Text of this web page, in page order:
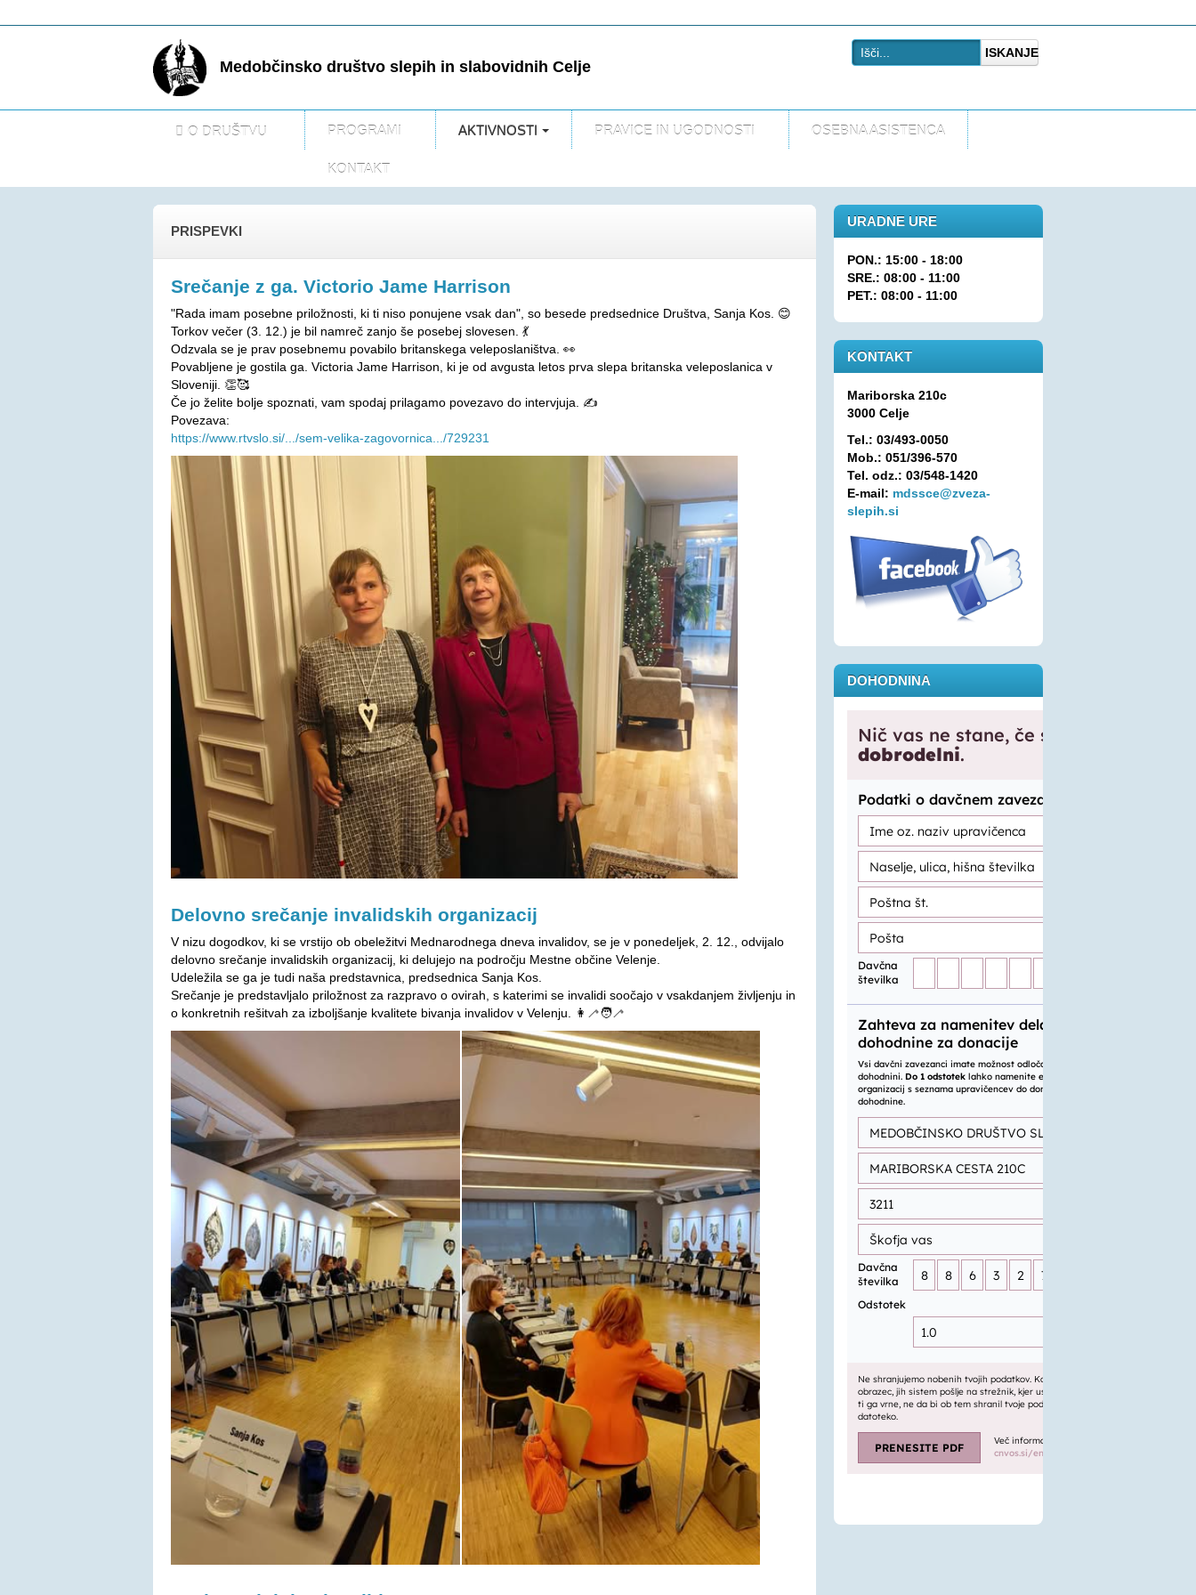
Medobčinsko društvo slepih in slabovidnih Celje
ISKANJE
O DRUŠTVU PROGRAMI AKTIVNOSTI PRAVICE IN UGODNOSTI OSEBNA ASISTENCA
KONTAKT
PRISPEVKI
Srečanje z ga. Victorio Jame Harrison
"Rada imam posebne priložnosti, ki ti niso ponujene vsak dan", so besede predsednice Društva, Sanja Kos. 😊
Torkov večer (3. 12.) je bil namreč zanjo še posebej slovesen. 💃
Odzvala se je prav posebnemu povabilo britanskega veleposlaništva. 👀
Povabljene je gostila ga. Victoria Jame Harrison, ki je od avgusta letos prva slepa britanska veleposlanica v
Sloveniji. 👏🥰
Če jo želite bolje spoznati, vam spodaj prilagamo povezavo do intervjuja. ✍️
Povezava:
https://www.rtvslo.si/.../sem-velika-zagovornica.../729231
Delovno srečanje invalidskih organizacij
V nizu dogodkov, ki se vrstijo ob obeležitvi Mednarodnega dneva invalidov, se je v ponedeljek, 2. 12., odvijalo
delovno srečanje invalidskih organizacij, ki delujejo na področju Mestne občine Velenje.
Udeležila se ga je tudi naša predstavnica, predsednica Sanja Kos.
Srečanje je predstavljalo priložnost za razpravo o ovirah, s katerimi se invalidi soočajo v vsakdanjem življenju in
o konkretnih rešitvah za izboljšanje kvalitete bivanja invalidov v Velenju. 👩‍🦯🧑‍🦯
URADNE URE
PON.: 15:00 - 18:00
SRE.: 08:00 - 11:00
PET.: 08:00 - 11:00
KONTAKT
Mariborska 210c
3000 Celje
Tel.: 03/493-0050
Mob.: 051/396-570
Tel. odz.: 03/548-1420
E-mail: mdssce@zveza-
slepih.si
DOHODNINA